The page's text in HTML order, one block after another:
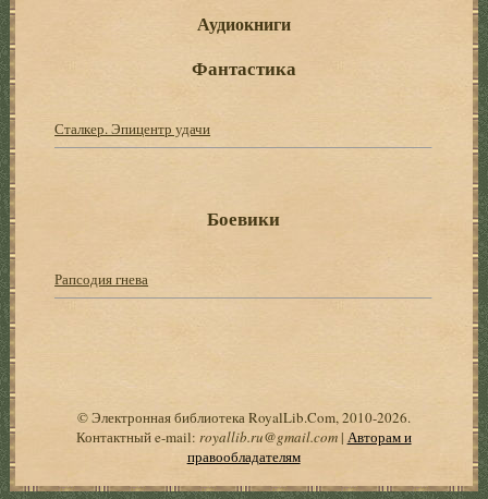
Аудиокниги
Фантастика
Сталкер. Эпицентр удачи
Боевики
Рапсодия гнева
© Электронная библиотека RoyalLib.Com, 2010-2026.
Контактный e-mail: royallib.ru@gmail.com| Авторам и
правообладателям